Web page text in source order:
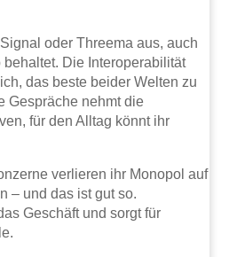
oder Threema aus, auch
Die Interoperabilität
das beste beider Welten zu
Gespräche nehmt die
für den Alltag könnt ihr
verlieren ihr Monopol auf
– und das ist gut so.
Geschäft und sorgt für